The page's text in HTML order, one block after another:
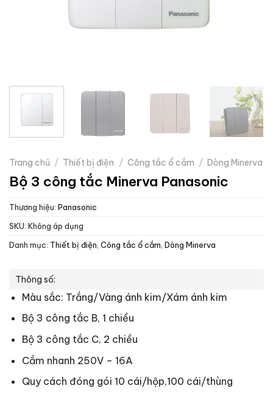
Trang chủ / Thiết bị điện / Công tắc ổ cắm / Dòng Minerva
Bộ 3 công tắc Minerva Panasonic
Thương hiệu: Panasonic
SKU: Không áp dụng
Danh mục: Thiết bị điện Công tắc ổ cắm Dòng Minerva
Thông số:
Màu sắc: Trắng/Vàng ánh kim/Xám ánh kim
Bộ 3 công tắc B, 1 chiều
Bộ 3 công tắc C, 2 chiều
Cắm nhanh 250V – 16A
Quy cách đóng gói 10 cái/hộp,100 cái/thùng